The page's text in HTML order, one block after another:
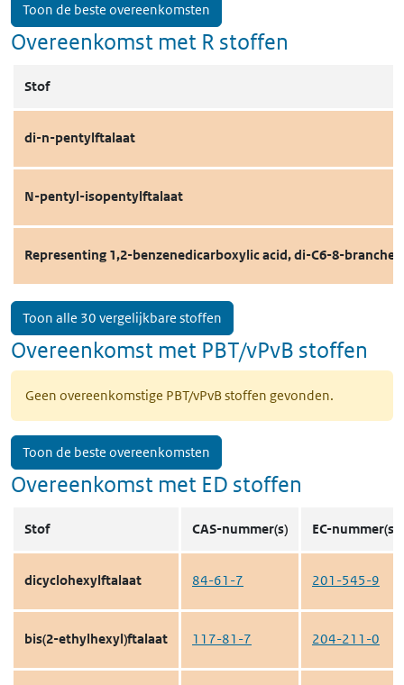
Toon de beste overeenkomsten
Overeenkomst met R stoffen
Stof
di-n-pentylftalaat
N-pentyl-isopentylftalaat
Representing 1,2-benzenedicarboxylic acid, di-C6-8-
Toon alle 30 vergelijkbare stoffen
Overeenkomst met PBT/vPvB stoffen
Geen overeenkomstige PBT/vPvB stoffen gevonden.
Toon de beste overeenkomsten
Overeenkomst met ED stoffen
Stof CAS-nummer(s) EC-nummer(s)
dicyclohexylftalaat 84-61-7 201-545-9
bis(2-ethylhexyl)ftalaat 117-81-7 204-211-0